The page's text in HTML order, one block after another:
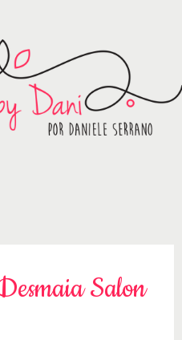
Salon